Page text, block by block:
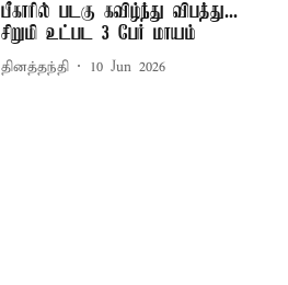
பீகாரில் படகு கவிழ்ந்து விபத்து...
சிறுமி உட்பட 3 பேர் மாயம்
தினத்தந்தி 10 Jun 2026